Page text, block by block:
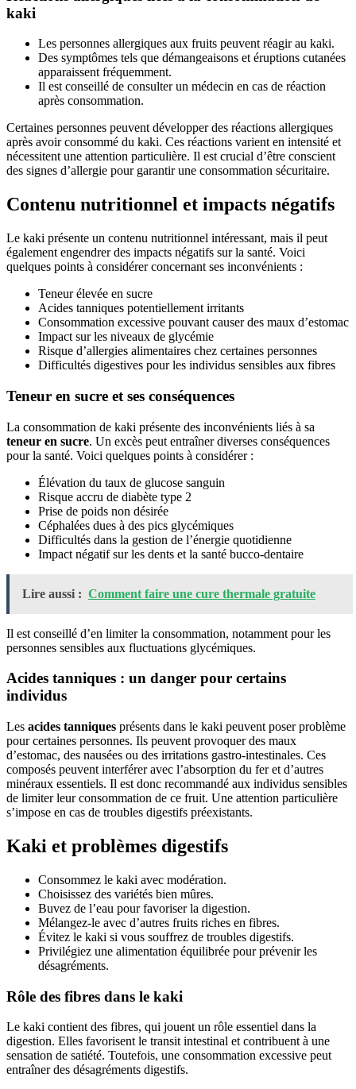
kaki
Les personnes allergiques aux fruits peuvent réagir au kaki.
Des symptômes tels que démangeaisons et éruptions cutanées
apparaissent fréquemment.
Il est conseillé de consulter un médecin en cas de réaction
après consommation.
Certaines personnes peuvent développer des réactions allergiques
après avoir consommé du kaki. Ces réactions varient en intensité et
nécessitent une attention particulière. Il est crucial d’être conscient
des signes d’allergie pour garantir une consommation sécuritaire.
Contenu nutritionnel et impacts négatifs
Le kaki présente un contenu nutritionnel intéressant, mais il peut
également engendrer des impacts négatifs sur la santé. Voici
quelques points à considérer concernant ses inconvénients :
Teneur élevée en sucre
Acides tanniques potentiellement irritants
Consommation excessive pouvant causer des maux d’estomac
Impact sur les niveaux de glycémie
Risque d’allergies alimentaires chez certaines personnes
Difficultés digestives pour les individus sensibles aux fibres
Teneur en sucre et ses conséquences
La consommation de kaki présente des inconvénients liés à sa
teneur en sucre. Un excès peut entraîner diverses conséquences
pour la santé. Voici quelques points à considérer :
Élévation du taux de glucose sanguin
Risque accru de diabète type 2
Prise de poids non désirée
Céphalées dues à des pics glycémiques
Difficultés dans la gestion de l’énergie quotidienne
Impact négatif sur les dents et la santé bucco-dentaire
Lire aussi : Comment faire une cure thermale gratuite
Il est conseillé d’en limiter la consommation, notamment pour les
personnes sensibles aux fluctuations glycémiques.
Acides tanniques : un danger pour certains
individus
Les acides tanniques présents dans le kaki peuvent poser problème
pour certaines personnes. Ils peuvent provoquer des maux
d’estomac, des nausées ou des irritations gastro-intestinales. Ces
composés peuvent interférer avec l’absorption du fer et d’autres
minéraux essentiels. Il est donc recommandé aux individus sensibles
de limiter leur consommation de ce fruit. Une attention particulière
s’impose en cas de troubles digestifs préexistants.
Kaki et problèmes digestifs
Consommez le kaki avec modération.
Choisissez des variétés bien mûres.
Buvez de l’eau pour favoriser la digestion.
Mélangez-le avec d’autres fruits riches en fibres.
Évitez le kaki si vous souffrez de troubles digestifs.
Privilégiez une alimentation équilibrée pour prévenir les
désagréments.
Rôle des fibres dans le kaki
Le kaki contient des fibres, qui jouent un rôle essentiel dans la
digestion. Elles favorisent le transit intestinal et contribuent à une
sensation de satiété. Toutefois, une consommation excessive peut
entraîner des désagréments digestifs.